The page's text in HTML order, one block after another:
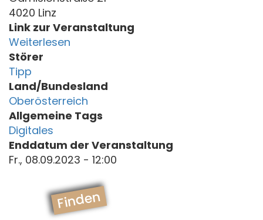
4020 Linz
Link zur Veranstaltung
Weiterlesen
Störer
Tipp
Land/Bundesland
Oberösterreich
Allgemeine Tags
Digitales
Enddatum der Veranstaltung
Fr., 08.09.2023 - 12:00
Finden